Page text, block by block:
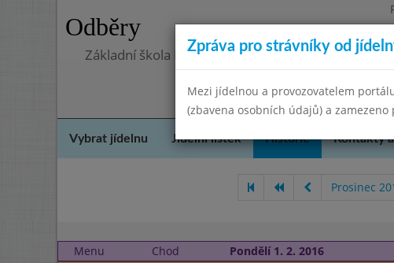
Odběry
Základní škola Kostomlaty nad Labem, příspěvková
Vybrat jídelnu Jídelní lístek Historie Kontakty
Prosinec
Menu
Chod
Pondělí 1. 2. 2016
Zpráva pro strávníky od
Mezi jídelnou a provozovatelem
(zbavena osobních údajů) a